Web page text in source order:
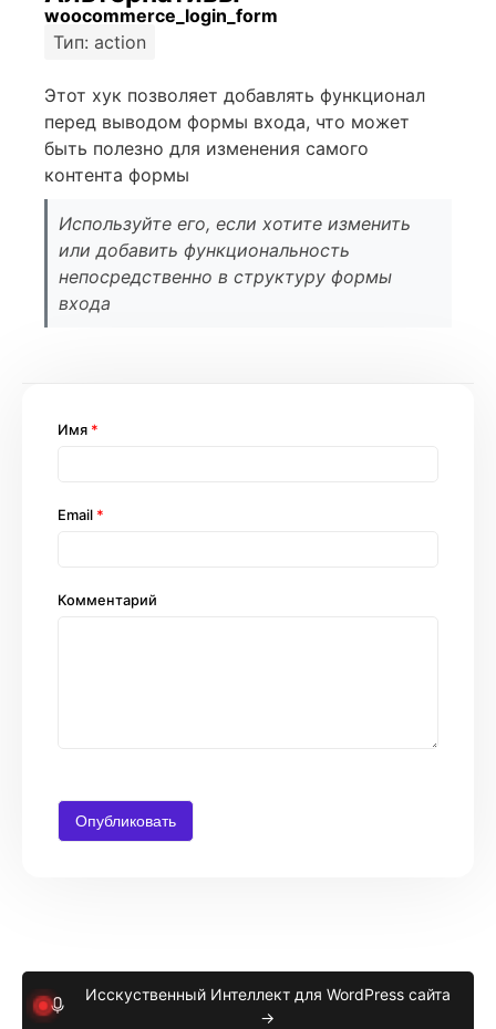
woocommerce_login_form
Тип: action
Этот хук позволяет добавлять функционал
перед выводом формы входа, что может
быть полезно для изменения самого
контента формы
Используйте его, если хотите изменить
или добавить функциональность
непосредственно в структуру формы
входа
Комментарий
Имя *
Email *
Исскуственный Интеллект для WordPress сайта
→